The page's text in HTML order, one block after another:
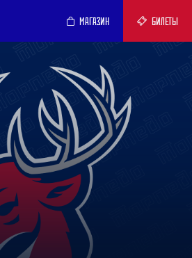
МАГАЗИН БИЛЕТЫ